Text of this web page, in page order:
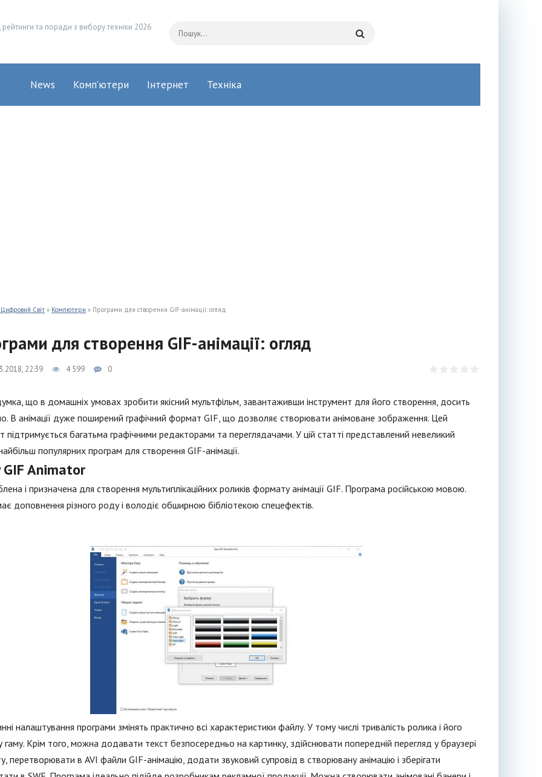
та поради з вибору техніки 2026
News Комп’ютери Інтернет Техніка
Світ » Компютери » Програми для створення GIF-анімації: огляд
для створення GIF-анімації: огляд
22:39 4 599 0
що в домашніх умовах зробити якісний мультфільм, завантаживши інструмент для його створення, досить
В анімації дуже поширений графічний формат GIF, що дозволяє створювати анімоване зображення. Цей
підтримується багатьма графічними редакторами та переглядачами. У цій статті представлений невеликий
популярних програм для створення GIF-анімації.
GIF Animator
і призначена для створення мультиплікаційних роликів формату анімації GIF. Програма російською мовою.
доповнення різного роду і володіє обширною бібліотекою спецефектів.
налаштування програми змінять практично всі характеристики файлу. У тому числі тривалість ролика і його
гаму. Крім того, можна додавати текст безпосередньо на картинку, здійснювати попередній перегляд у браузері
перетворювати в AVI файли GIF-анімацію, додати звуковий супровід в створювану анімацію і зберігати